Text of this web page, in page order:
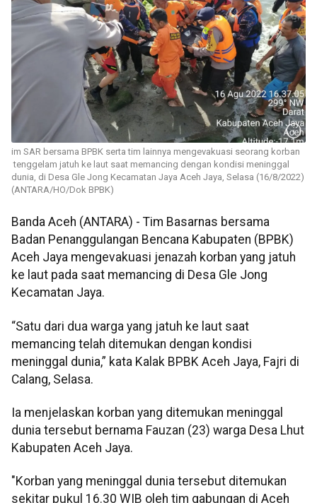
im SAR bersama BPBK serta tim lainnya mengevakuasi seorang korban
tenggelam jatuh ke laut saat memancing dengan kondisi meninggal
dunia, di Desa Gle Jong Kecamatan Jaya Aceh Jaya, Selasa (16/8/2022)
(ANTARA/HO/Dok BPBK)
Banda Aceh (ANTARA) - Tim Basarnas bersama
Badan Penanggulangan Bencana Kabupaten (BPBK)
Aceh Jaya mengevakuasi jenazah korban yang jatuh
ke laut pada saat memancing di Desa Gle Jong
Kecamatan Jaya.
“Satu dari dua warga yang jatuh ke laut saat
memancing telah ditemukan dengan kondisi
meninggal dunia,” kata Kalak BPBK Aceh Jaya, Fajri di
Calang, Selasa.
Ia menjelaskan korban yang ditemukan meninggal
dunia tersebut bernama Fauzan (23) warga Desa Lhut
Kabupaten Aceh Jaya.
"Korban yang meninggal dunia tersebut ditemukan
sekitar pukul 16.30 WIB oleh tim gabungan di Aceh